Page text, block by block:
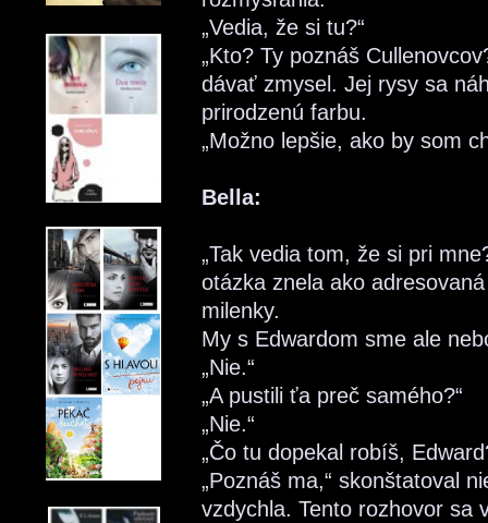
„Vedia, že si tu?“
„Kto? Ty poznáš
dávať zmysel. Jej rysy sa
prirodzenú farbu.
„Možno lepšie, ako by som
Bella:
„Tak vedia tom, že si pri
otázka znela ako
milenky.
My s Edwardom sme ale
„Nie.“
„A pustili ťa preč samého?“
„Nie.“
„Čo tu dopekal robíš,
„Poznáš ma,“ skonštatoval
vzdychla. Tento rozhovor sa